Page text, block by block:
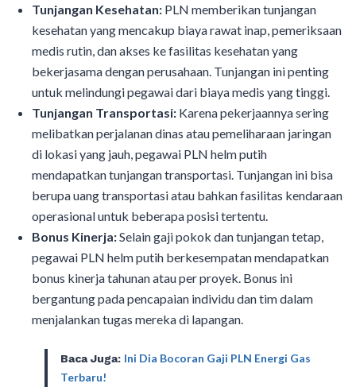
Tunjangan Kesehatan: PLN memberikan tunjangan
kesehatan yang mencakup biaya rawat inap, pemeriksaan
medis rutin, dan akses ke fasilitas kesehatan yang
bekerjasama dengan perusahaan. Tunjangan ini penting
untuk melindungi pegawai dari biaya medis yang tinggi.
Tunjangan Transportasi: Karena pekerjaannya sering
melibatkan perjalanan dinas atau pemeliharaan jaringan
di lokasi yang jauh, pegawai PLN helm putih
mendapatkan tunjangan transportasi. Tunjangan ini bisa
berupa uang transportasi atau bahkan fasilitas kendaraan
operasional untuk beberapa posisi tertentu.
Bonus Kinerja:Selain gaji pokok dan tunjangan tetap,
pegawai PLN helm putih berkesempatan mendapatkan
bonus kinerja tahunan atau per proyek. Bonus ini
bergantung pada pencapaian individu dan tim dalam
menjalankan tugas mereka di lapangan.
Baca Juga: Ini Dia Bocoran Gaji PLN Energi Gas
Terbaru!